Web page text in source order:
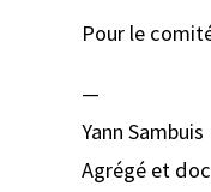
Pour le
—
Yann Sambuis
Agrégé et